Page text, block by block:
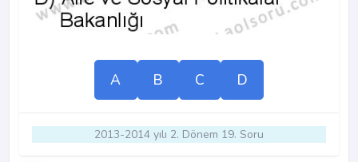
A B C D
2013-2014 yılı 2. Dönem 19. Soru